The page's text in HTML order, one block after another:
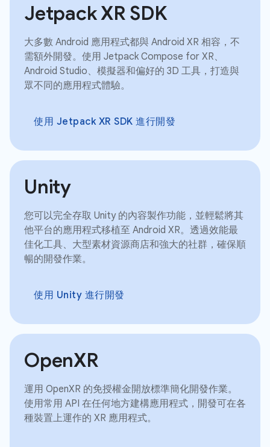
Jetpack XR SDK
大多數 Android 應用程式都與 Android XR 相容，不
需額外開發。使用 Jetpack Compose for XR、
Android Studio、模擬器和偏好的 3D 工具，打造與
眾不同的應用程式體驗。
使用 Jetpack XR SDK 進行開發
Unity
您可以完全存取 Unity 的內容製作功能，並輕鬆將其
他平台的應用程式移植至 Android XR。透過效能最
佳化工具、大型素材資源商店和強大的社群，確保順
暢的開發作業。
使用 Unity 進行開發
OpenXR
運用 OpenXR 的免授權金開放標準簡化開發作業。
使用常用 API 在任何地方建構應用程式，開發可在各
種裝置上運作的 XR 應用程式。